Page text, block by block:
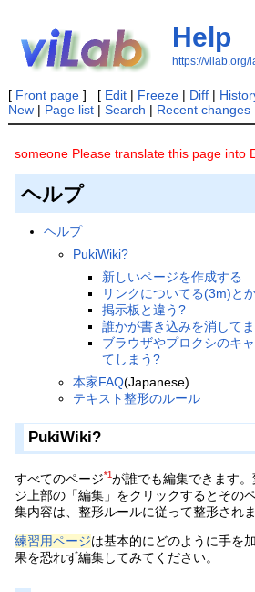
Help
https://vilab.org/
[ Front page] [ Edit| Freeze| Diff|
New| Page list| Search | Recent changes
someone Please translate this page into
ヘルプ
ヘルプ
PukiWiki?
新しいページを作成する
リンクについてる(3m)と
掲示板と違う?
誰かが書き込みを消して
ブラウザやプロクシのキ
てしまう?
本家FAQ(Japanese)
テキスト整形のルール
PukiWiki?
すべてのページ*1が誰でも編集できます
ジ上部の「編集」をクリックするとその
集内容は、整形ルールに従って整形されま
練習用ページは基本的にどのように手を
果を恐れず編集してみてください。